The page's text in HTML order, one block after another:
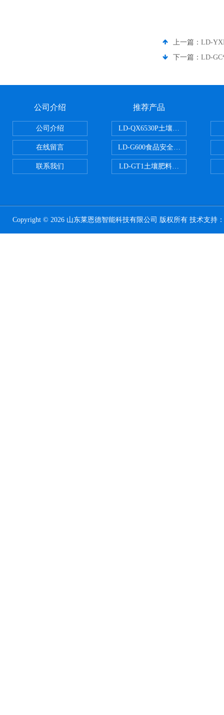
上一篇： LD-
下一篇： LD-
公司介绍
公司介绍
在线留言
联系我们
推荐产品
LD-QX6530P土壤氧化还原电位检
LD-G600食品安全检测仪
LD-GT1土壤肥料养分检测仪
Copyright © 2026 山东莱恩德智能科技有限公司 版权所有 技术支持：